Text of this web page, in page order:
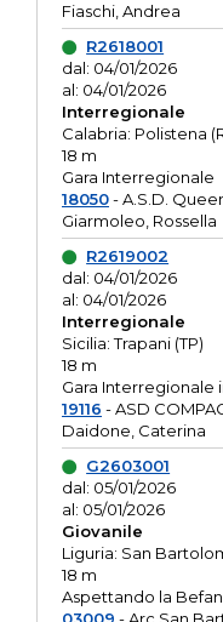
Fiaschi, Andrea
R2618001
dal: 04/01/2026
al: 04/01/2026
Interregionale
Calabria: Polistena
18 m
Gara Interregionale
18050- A.S.D.
Giarmoleo, Rossella
R2619002
dal: 04/01/2026
al: 04/01/2026
Interregionale
Sicilia: Trapani (TP)
18 m
Gara Interregionale
19116 - ASD
Daidone, Caterina
G2603001
dal: 05/01/2026
al: 05/01/2026
Giovanile
Liguria: San
18 m
Aspettando la